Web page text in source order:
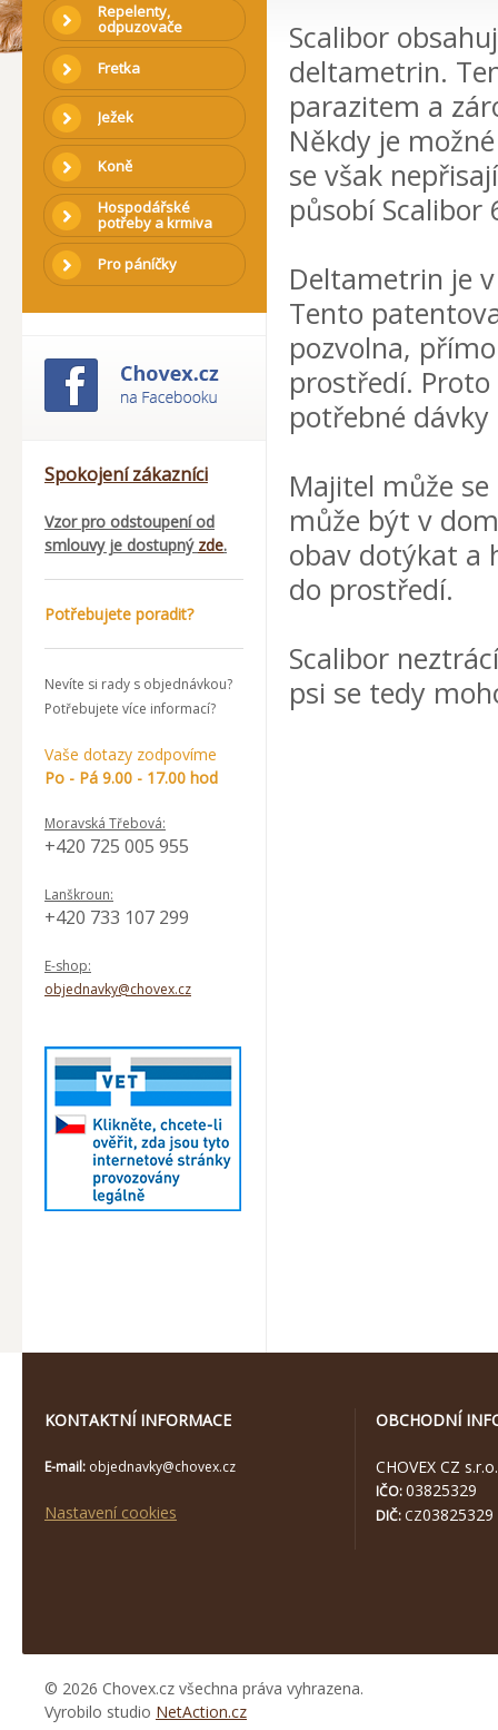
Repelenty,
odpuzovače
Fretka
Ježek
Koně
Hospodářské
potřeby a krmiva
Pro páníčky
Spokojení zákazníci
Vzor pro odstoupení od
smlouvy je dostupný zde.
Potřebujete poradit?
Nevíte si rady s objednávkou?
Potřebujete více informací?
Vaše dotazy zodpovíme
Po - Pá 9.00 - 17.00 hod
Moravská Třebová:
+420 725 005 955
Lanškroun:
+420 733 107 299
E-shop:
objednavky@chovex.cz
Scalibor
deltametrin.
parazitem a
Někdy je
se však
působí Scalibor
Deltametrin je
Tento
pozvolna,
prostředí.
potřebné
Majitel může
může být v
obav dotýkat a
do prostředí.
Scalibor
psi se tedy
KONTAKTNÍ INFORMACE
E-mail: objednavky@chovex.cz
Nastavení cookies
OBCHODNÍ
CHOVEX CZ s.r.o.
IČO:03825329
DIČ: CZ03825329
© 2026 Chovex.cz všechna práva vyhrazena.
Vyrobilo studio NetAction.cz